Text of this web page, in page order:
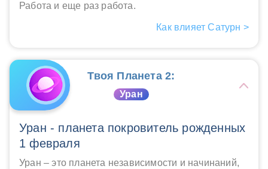
Работа и еще раз работа.
Как влияет Сатурн >
Твоя Планета 2:
Уран
Уран - планета покровитель рожденных
1 февраля
Уран – это планета независимости и начинаний,